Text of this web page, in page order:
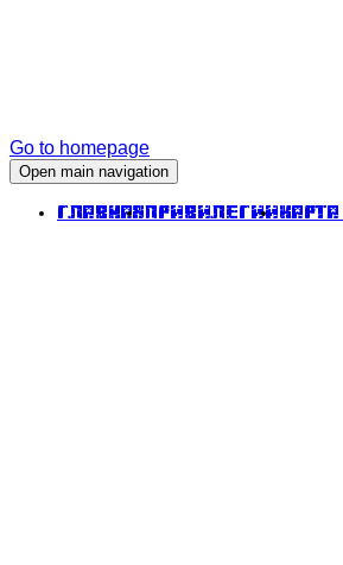
Go to homepage
Open main navigation
ГлавнаяПривилегии